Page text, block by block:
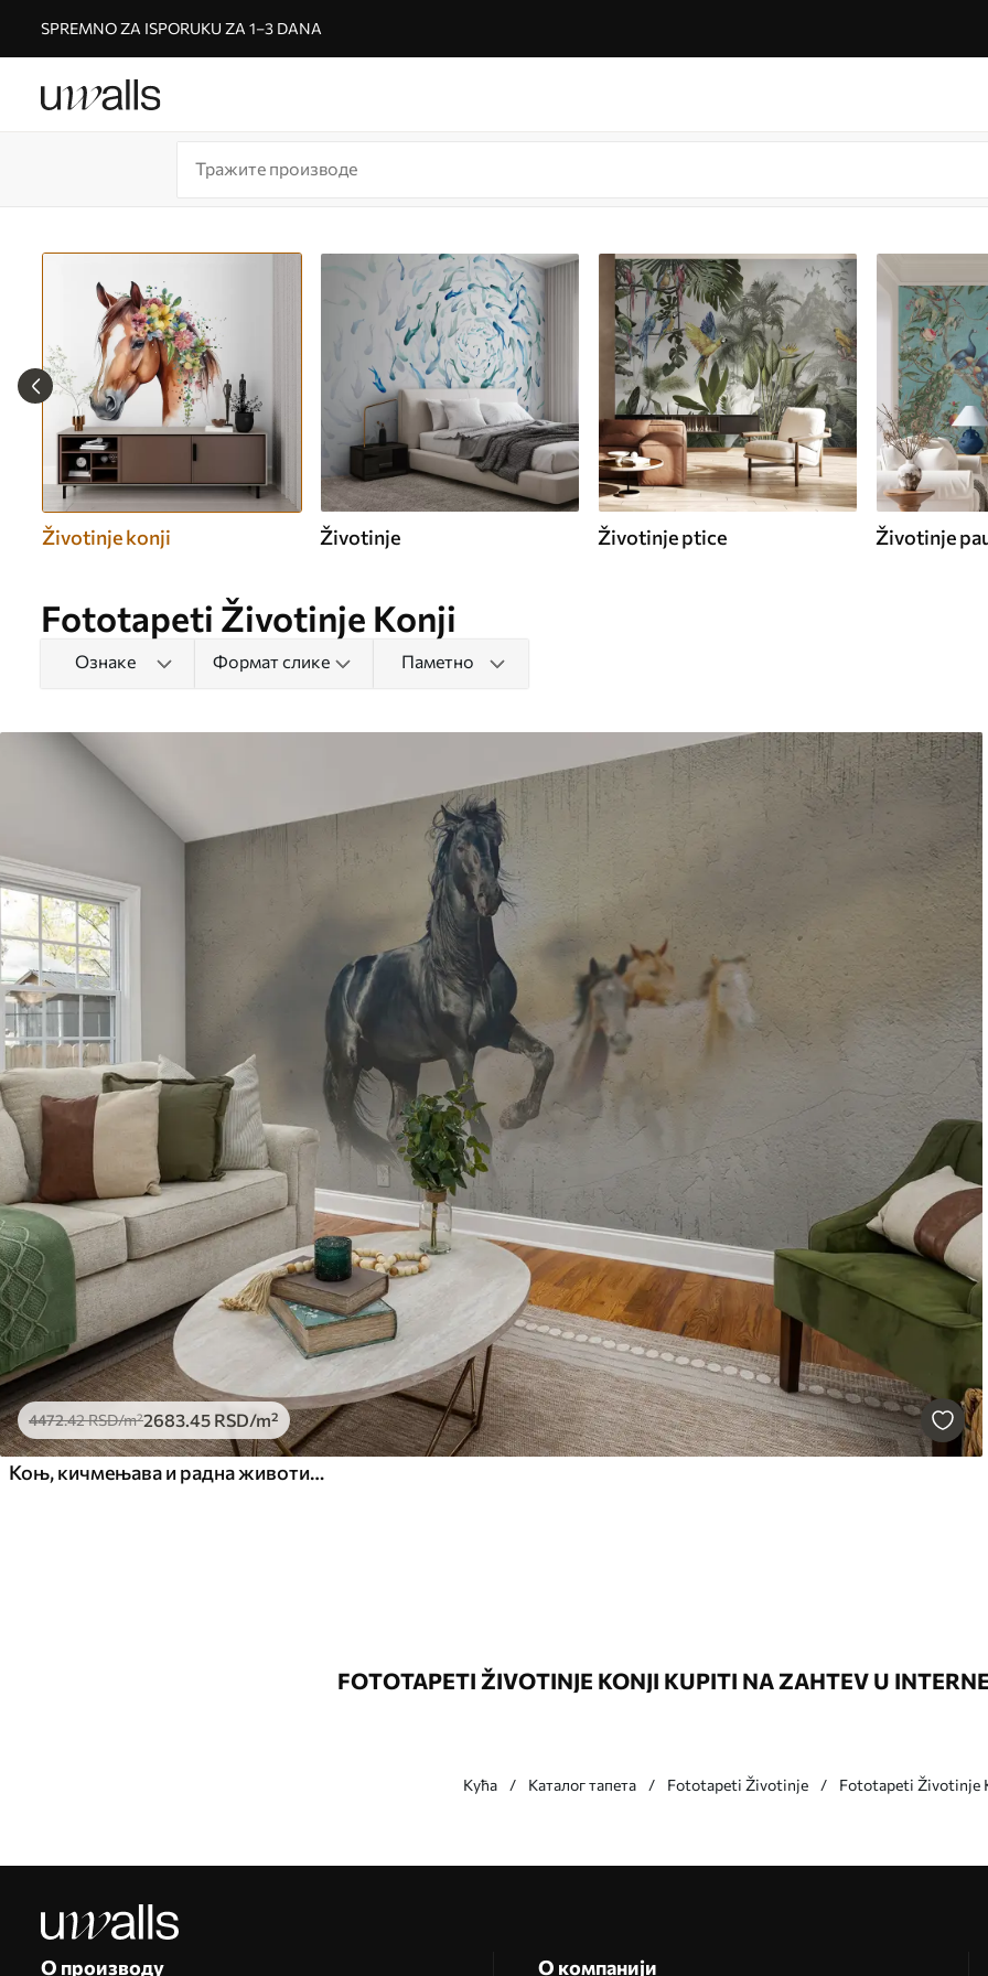
SPREMNO ZA ISPORUKU ZA 1–3 DANA
Životinje konji Životinje Životinje ptice Životinje
Fototapeti Životinje Konji
Ознаке Формат слике Паметно
4472.42RSD/m²2683.45 RSD/m²
Коњ, кичмењава и радна животиња
FOTOTAPETI ŽIVOTINJE KONJI KUPITI NA ZAHTEV U
Кућа Каталог тапета Fototapeti Životinje Fototapeti Životinje
Производња према индивидуалним величинама
Учествујте у празничним промоцијама за 2025. годину и остварите попуст
Бесплатно професионално уређивање фотографија
Промотивни кодови са попустима за наручивање!
О производу О компанији